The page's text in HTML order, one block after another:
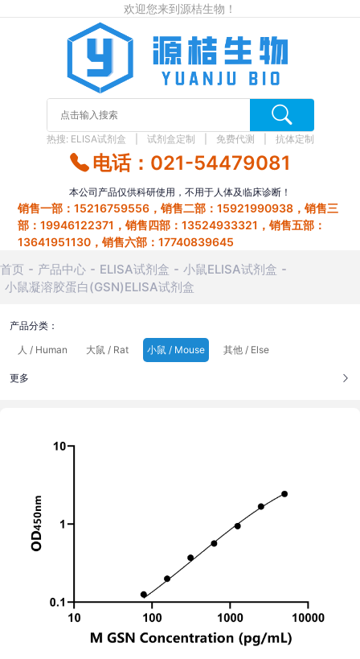
欢迎您来到源桔生物！
热搜: ELISA试剂盒 试剂盒定制 免费代测 抗体定制
电话：021-54479081
本公司产品仅供科研使用，不用于人体及临床诊断！
销售一部：15216759556，销售二部：15921990938，销售三
部：19946122371，销售四部：13524933321，销售五部：
13641951130，销售六部：17740839645
首页 产品中心 ELISA试剂盒
小鼠ELISA试剂盒
小鼠凝溶胶蛋白(GSN)ELISA试剂盒
产品分类：
人 / Human
大鼠 / Rat 小鼠 / Mouse 其他 / Else
更多